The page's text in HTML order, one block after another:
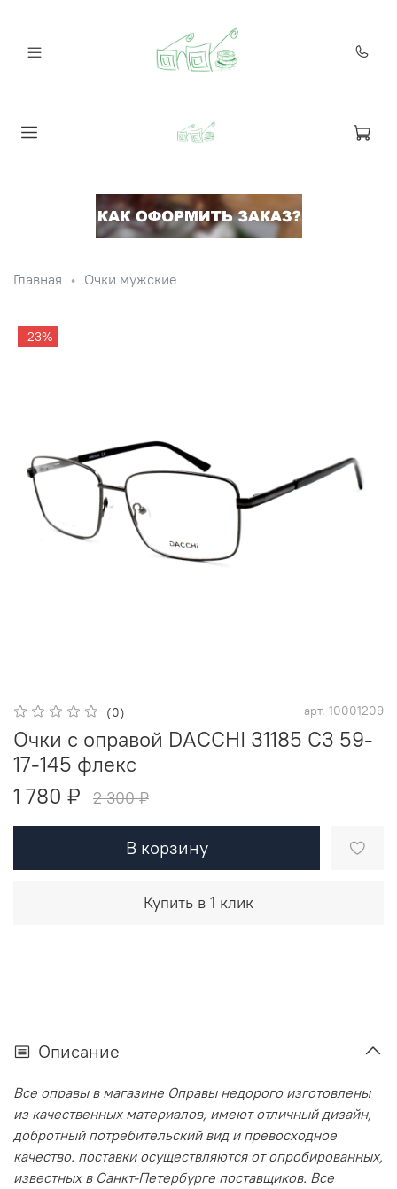
Главная Очки мужские
-23%
(0) арт. 10001209
Очки с оправой DACCHI 31185 С3 59-
17-145 флекс
1 780 ₽
2 300 ₽
В корзину
Купить в 1 клик
Описание
Все оправы в магазине Оправы недорого изготовлены
из качественных материалов, имеют отличный дизайн,
добротный потребительский вид и превосходное
качество. поставки осуществляются от опробированных,
известных в Санкт-Петербурге поставщиков. Все